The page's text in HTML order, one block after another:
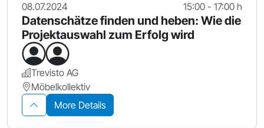
08.07.2024 15:00 - 17:00 h
Datenschätze finden und heben: Wie die
Projektauswahl zum Erfolg wird
Trevisto AG
Möbelkollektiv
More Details